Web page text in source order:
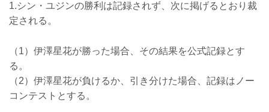
1.シン・ユジンの勝利は記録されず、次に掲げるとおり裁
定される。
（1）伊澤星花が勝った場合、その結果を公式記録とす
る。
（2）伊澤星花が負けるか、引き分けた場合、記録はノー
コンテストとする。